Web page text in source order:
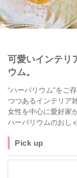
可愛いインテリ
ウム。
“ハーバリウム”をご
つつあるインテリア
女性を中心に愛好家
ハーバリウムのおし
Pick up